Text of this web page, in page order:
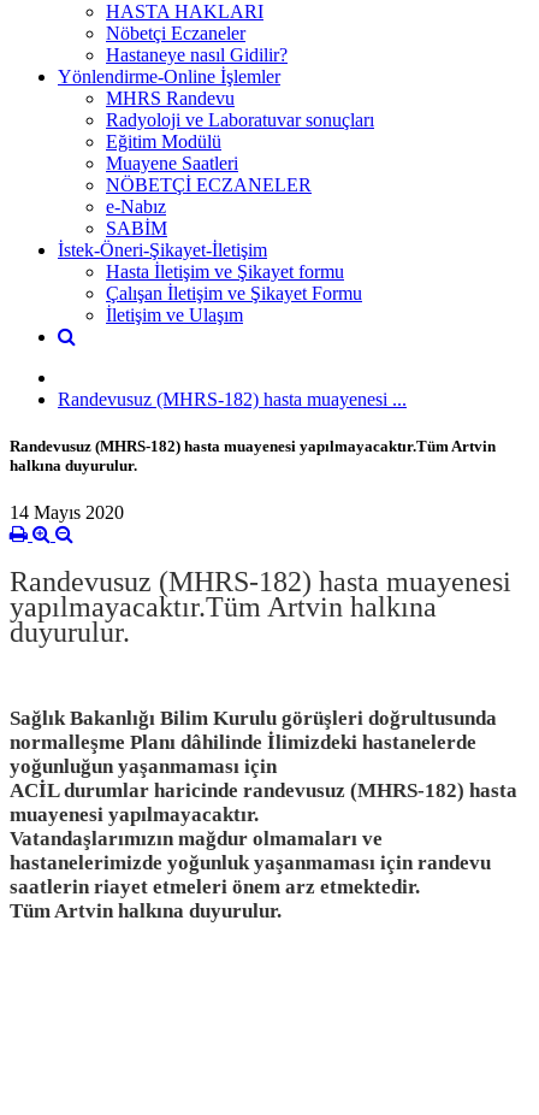
HASTA HAKLARI
Nöbetçi Eczaneler
Hastaneye nasıl Gidilir?
Yönlendirme-Online İşlemler
MHRS Randevu
Radyoloji ve Laboratuvar sonuçları
Eğitim Modülü
Muayene Saatleri
NÖBETÇİ ECZANELER
e-Nabız
SABİM
İstek-Öneri-Şikayet-İletişim
Hasta İletişim ve Şikayet formu
Çalışan İletişim ve Şikayet Formu
İletişim ve Ulaşım
Randevusuz (MHRS-182) hasta muayenesi ...
Randevusuz (MHRS-182) hasta muayenesi yapılmayacaktır.Tüm Artvin
halkına duyurulur.
14 Mayıs 2020
Randevusuz (MHRS-182) hasta muayenesi
yapılmayacaktır.Tüm Artvin halkına
duyurulur.
Sağlık Bakanlığı Bilim Kurulu görüşleri doğrultusunda
normalleşme Planı dâhilinde İlimizdeki hastanelerde
yoğunluğun yaşanmaması için
ACİL durumlar haricinde randevusuz (MHRS-182) hasta
muayenesi yapılmayacaktır.
Vatandaşlarımızın mağdur olmamaları ve
hastanelerimizde yoğunluk yaşanmaması için randevu
saatlerin riayet etmeleri önem arz etmektedir.
Tüm Artvin halkına duyurulur.